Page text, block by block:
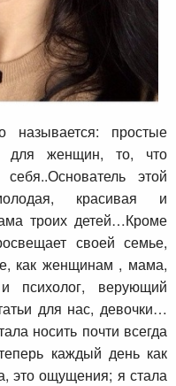
называется: простые
для женщин, то, что
..Основатель этой
красивая и
троих детей…Кроме
своей семье,
как женщинам , мама,
психолог, верующий
для нас, девочки…
носить почти всегда
каждый день как
это ощущения; я стала